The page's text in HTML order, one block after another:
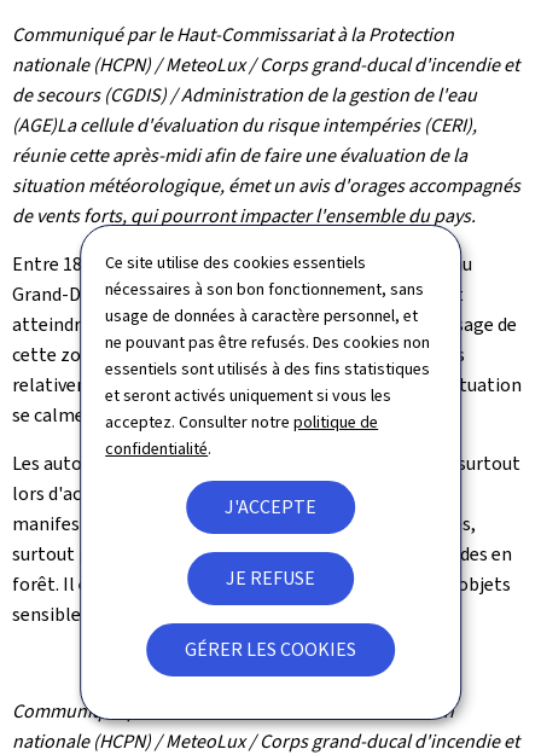
Ce site utilise des cookies essentiels
nécessaires à son bon fonctionnement, sans
usage de données à caractère personnel, et
ne pouvant pas être refusés. Des cookies non
essentiels sont utilisés à des fins statistiques
et seront activés uniquement si vous les
acceptez. Consulter notrepolitique de
confidentialité.
J'ACCEPTE
JE REFUSE
GÉRER LES COOKIES
Communiqué par leHaut-Commissariat à la Protection
nationale (HCPN) / MeteoLux / Corps grand-ducal d'incendie et
de secours (CGDIS) / Administration de la gestion de l'eau
(AGE)La cellule d'évaluation du risque intempéries (CERI),
réunie cette après-midi afin de faire une évaluation de la
situation météorologique, émet un avis d'orages accompagnés
de vents forts, qui pourront impacter l'ensemble du pays.
Entre 18 et 22 heures, des orages peuvent se produire au
Grand-Duché, accompagnés de rafales de vent pouvant
atteindre 90 à 100 km/h, voire plus localement. Le passage de
cette zone orageuse se fera durant un espace de temps
relativement court. Après la traversée des orages, la situation
se calmera assez rapidement.
Les autorités avertissent les citoyens d'être vigilants, surtout
lors d'activités saisonnières à l'extérieur (campings,
manifestations, etc.), de ne pas s'abriter sous les arbres,
surtout pas sous un arbre isolé et d'éviter les promenades en
forêt. Il est également conseillé de mettre à l'abri les objets
sensibles au vent (mobilier de jardin, parasols, etc.).
Communiqué par le
Haut-Commissariat à la Protection
nationale (HCPN) / MeteoLux / Corps grand-ducal d'incendie et